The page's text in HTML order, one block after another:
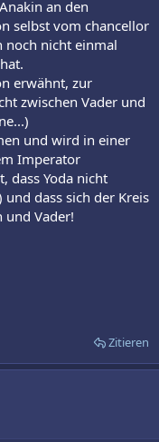
an den
selbst vom chancellor
noch nicht einmal
erwähnt, zur
zwischen Vader und
und wird in einer
Imperator
dass Yoda nicht
dass sich der Kreis
und Vader!
Zitieren